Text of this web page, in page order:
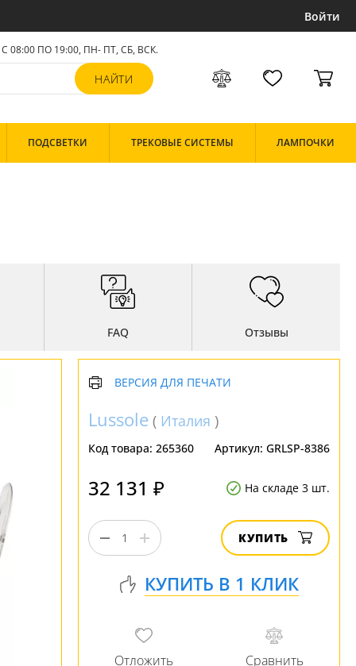
Войти
С 08:00 ПО 19:00, ПН- ПТ, СБ, ВСК.
ПОДСВЕТКИ ТРЕКОВЫЕ СИСТЕМЫ ЛАМПОЧКИ
FAQ Отзывы
ВЕРСИЯ ДЛЯ ПЕЧАТИ
Lussole ( Италия )
Код товара: 265360 Артикул: GRLSP-8386
32 131 ₽ На складе 3 шт.
КУПИТЬ